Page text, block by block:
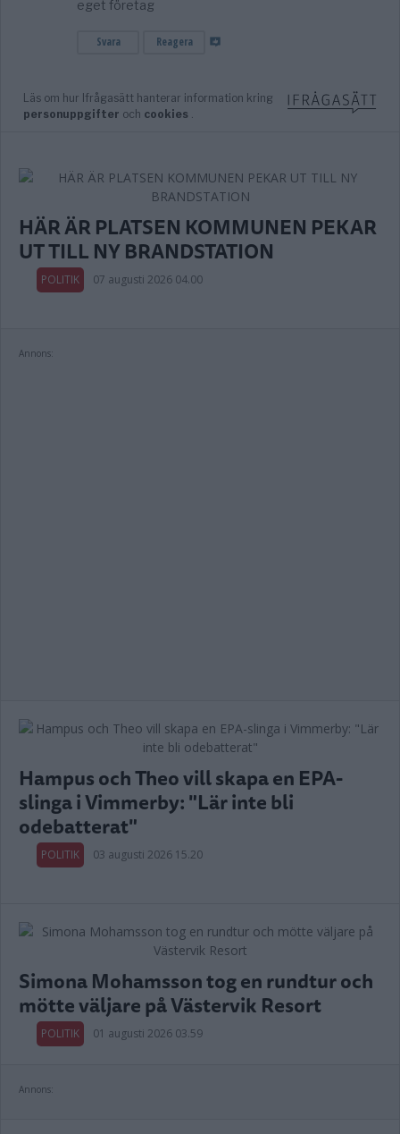
HÄR ÄR PLATSEN KOMMUNEN PEKAR
UT TILL NY BRANDSTATION
POLITIK 07 augusti 2026 04.00
Annons:
Hampus och Theo vill skapa en EPA-
slinga i Vimmerby: "Lär inte bli
odebatterat"
POLITIK 03 augusti 2026 15.20
Simona Mohamsson tog en rundtur och
mötte väljare på Västervik Resort
POLITIK 01 augusti 2026 03.59
Annons: